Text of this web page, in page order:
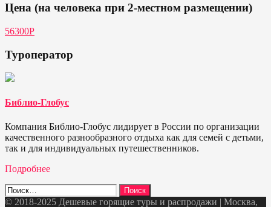
Цена (на человека при 2-местном размещении)
56300Р
Туроператор
Библио-Глобус
Компания Библио-Глобус лидирует в России по организации
качественного разнообразного отдыха как для семей с детьми,
так и для индивидуальных путешественников.
Подробнее
Найти:
© 2018-2025 Дешевые горящие туры и распродажи | Москва,